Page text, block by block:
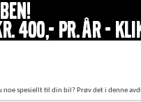
spesiellt til din bil? Prøv det i denne